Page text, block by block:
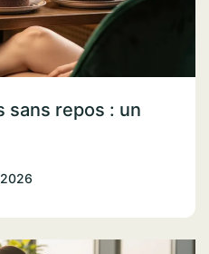
sans repos : un